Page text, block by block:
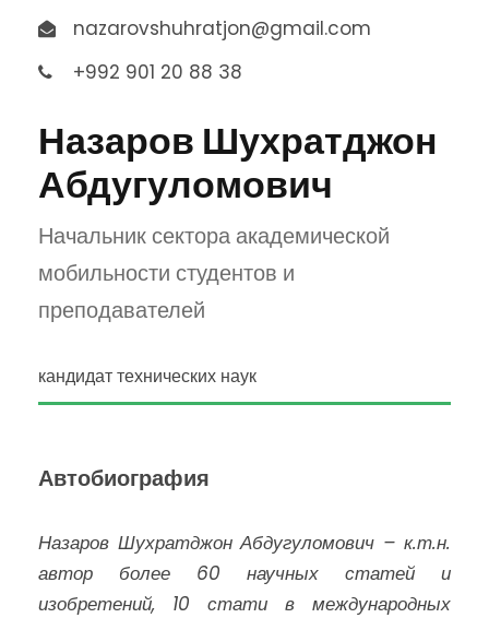
nazarovshuhratjon@gmail.com
+992 901 20 88 38
Назаров Шухратджон
Абдугуломович
Начальник сектора академической
мобильности студентов и
преподавателей
кандидат технических наук
Автобиография
Назаров Шухратджон Абдугуломович – к.т.н.
автор более 60
научных статей и
изобретений, 10
стати в международных